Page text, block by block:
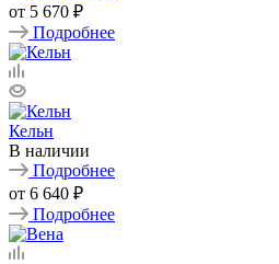
от 5 670 ₽
Подробнее
Кельн
В наличии
Подробнее
от 6 640 ₽
Подробнее